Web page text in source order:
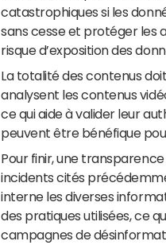
catastrophiques si les
sans cesse et protéger les
risque d’exposition des
La totalité des contenus
analysent les contenus
ce qui aide à valider leur
peuvent être bénéfique
Pour finir, une
incidents cités
interne les diverses
des pratiques utilisées, ce
campagnes de